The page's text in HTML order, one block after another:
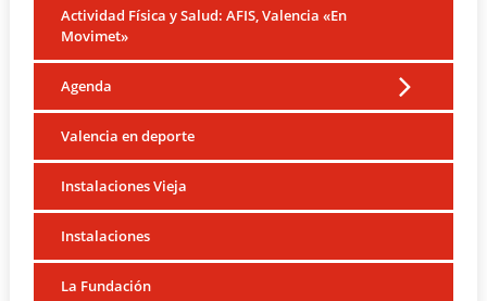
Actividad Física y Salud: AFIS, Valencia «En
Movimet»
Agenda
Valencia en deporte
Instalaciones Vieja
Instalaciones
La Fundación